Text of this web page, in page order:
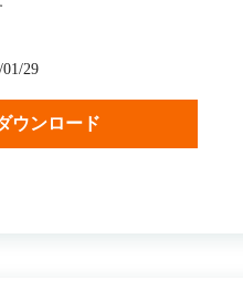
29
ウンロード